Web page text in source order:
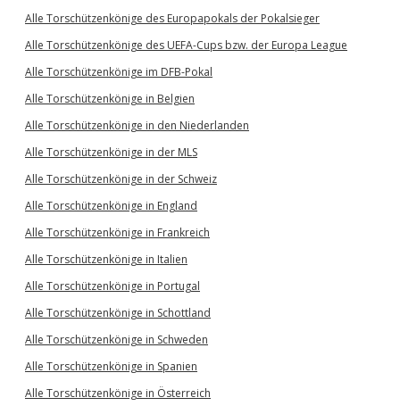
Alle Torschützenkönige des Europapokals der Pokalsieger
Alle Torschützenkönige des UEFA-Cups bzw. der Europa League
Alle Torschützenkönige im DFB-Pokal
Alle Torschützenkönige in Belgien
Alle Torschützenkönige in den Niederlanden
Alle Torschützenkönige in der MLS
Alle Torschützenkönige in der Schweiz
Alle Torschützenkönige in England
Alle Torschützenkönige in Frankreich
Alle Torschützenkönige in Italien
Alle Torschützenkönige in Portugal
Alle Torschützenkönige in Schottland
Alle Torschützenkönige in Schweden
Alle Torschützenkönige in Spanien
Alle Torschützenkönige in Österreich